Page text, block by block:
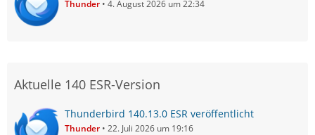
Thunder 4. August 2026 um 22:34
Aktuelle 140 ESR-Version
Thunderbird 140.13.0 ESR veröffentlicht
Thunder 22. Juli 2026 um 19:16